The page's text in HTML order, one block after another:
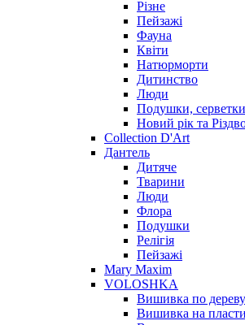
Різне
Пейзажі
Фауна
Квіти
Натюрморти
Дитинство
Люди
Подушки, серветки
Новий рік та
Collection D'Art
Дантель
Дитяче
Тварини
Люди
Флора
Подушки
Релігія
Пейзажі
Mary Maxim
VOLOSHKA
Вишивка по дереву
Вишивка на